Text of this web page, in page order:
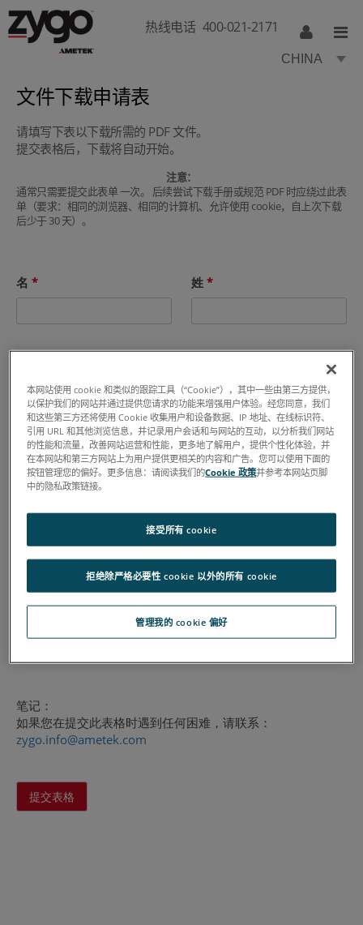
热线电话 400-021-2171
CHINA
文件下载申请表
请填写下表以下载所需的 PDF 文件。
提交表格后，下载将自动开始。
注意：
通常只需要提交此表单 一次。 后续尝试下载手册或规范 PDF 时应绕过此表
单（要求：相同的浏览器、相同的计算机、允许使用 cookie，自上次下载
后少于 30 天）。
本网站使用 cookie 和类似的跟踪工具（“Cookie”），其中一些由第三方提供，
以保护我们的网站并通过提供您请求的功能来增强用户体验。经您同意，我们
和这些第三方还将使用 Cookie 收集用户和设备数据、IP 地址、在线标识符、
引用 URL 和其他浏览信息，并记录用户会话和与网站的互动，以分析我们网站
的性能和流量，改善网站运营和性能，更多地了解用户，提供个性化体验，并
在本网站和第三方网站上为用户提供更相关的内容和广告。您可以使用下面的
按钮管理您的偏好。更多信息：请阅读我们的Cookie 政策并参考本网站页脚
中的隐私政策链接。
管理我的 cookie 偏好
拒绝除严格必要性 cookie 以外的所有 cookie
接受所有 cookie